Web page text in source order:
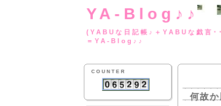
YA-Blog♪♪
(YABUな日記帳♪
＝YA-Blog♪♪
COUNTER
何故